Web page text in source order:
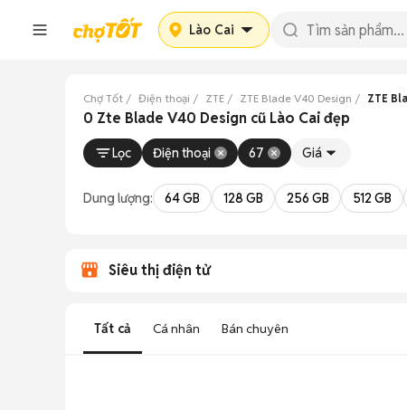
Lào Cai
Chợ Tốt Điện thoại ZTE ZTE Blade V40 Design ZTE
0 Zte Blade V40 Design cũ Lào Cai đẹp
Lọc Điện thoại 67 Giá
Dung lượng: 64 GB 128 GB 256 GB 512 GB
Siêu thị điện tử
Tất cả Cá nhân Bán chuyên